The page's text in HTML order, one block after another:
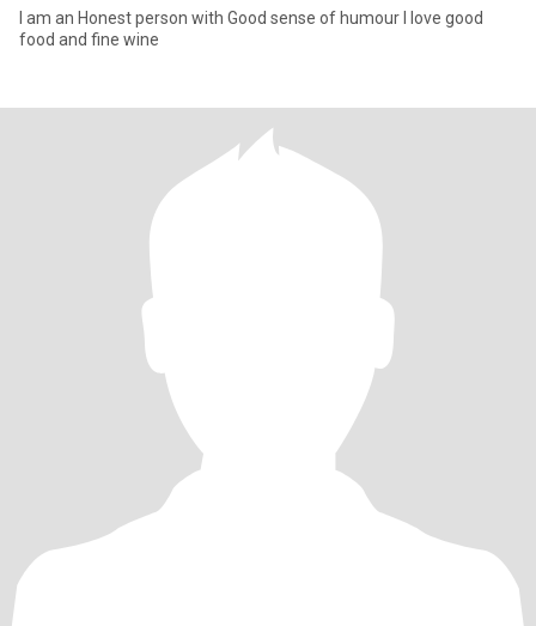
I am an Honest person with Good sense of humour I love good
food and fine wine